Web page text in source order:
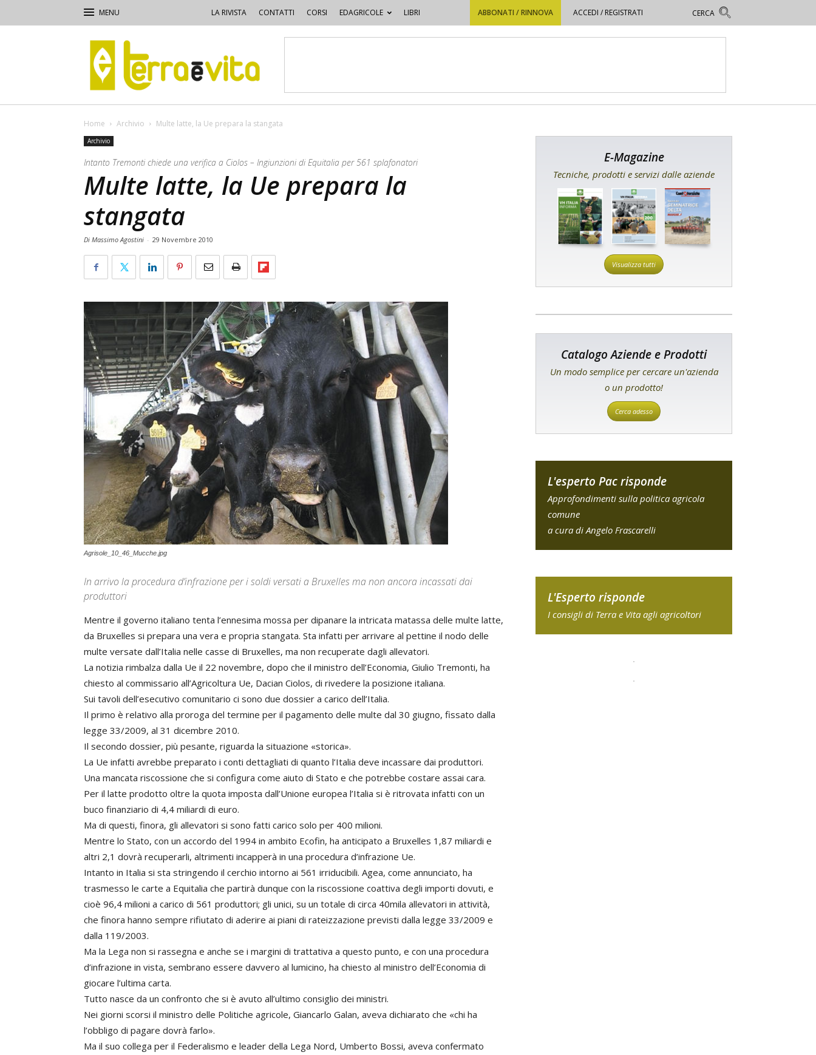
LA RIVISTA CONTATTI CORSI EDAGRICOLE LIBRI ABBONATI / RINNOVA ACCEDI / REGISTRATI
Terra
e
Vita
Home Archivio Multe latte, la Ue prepara la stangata
Archivio
Intanto Tremonti chiede una verifica a Ciolos – Ingiunzioni di Equitalia per 561 splafonatori
Multe latte, la Ue prepara la
stangata
Di Massimo Agostini - 29 Novembre 2010
Agrisole_10_46_Mucche.jpg
In arrivo la procedura d’infrazione per i soldi versati a Bruxelles ma non ancora incassati dai
produttori
Mentre il governo italiano tenta l’ennesima mossa per dipanare la intricata matassa delle multe latte,
da Bruxelles si prepara una vera e propria stangata. Sta infatti per arrivare al pettine il nodo delle
multe versate dall’Italia nelle casse di Bruxelles, ma non recuperate dagli allevatori.
La notizia rimbalza dalla Ue il 22 novembre, dopo che il ministro dell’Economia, Giulio Tremonti, ha
chiesto al commissario all’Agricoltura Ue, Dacian Ciolos, di rivedere la posizione italiana.
Sui tavoli dell’esecutivo comunitario ci sono due dossier a carico dell’Italia.
Il primo è relativo alla proroga del termine per il pagamento delle multe dal 30 giugno, fissato dalla
legge 33/2009, al 31 dicembre 2010.
Il secondo dossier, più pesante, riguarda la situazione «storica».
La Ue infatti avrebbe preparato i conti dettagliati di quanto l’Italia deve incassare dai produttori.
Una mancata riscossione che si configura come aiuto di Stato e che potrebbe costare assai cara.
Per il latte prodotto oltre la quota imposta dall’Unione europea l’Italia si è ritrovata infatti con un
buco finanziario di 4,4 miliardi di euro.
Ma di questi, finora, gli allevatori si sono fatti carico solo per 400 milioni.
Mentre lo Stato, con un accordo del 1994 in ambito Ecofin, ha anticipato a Bruxelles 1,87 miliardi e
altri 2,1 dovrà recuperarli, altrimenti incapperà in una procedura d’infrazione Ue.
Intanto in Italia si sta stringendo il cerchio intorno ai 561 irriducibili. Agea, come annunciato, ha
trasmesso le carte a Equitalia che partirà dunque con la riscossione coattiva degli importi dovuti, e
cioè 96,4 milioni a carico di 561 produttori; gli unici, su un totale di circa 40mila allevatori in attività,
che finora hanno sempre rifiutato di aderire ai piani di rateizzazione previsti dalla legge 33/2009 e
dalla 119/2003.
Ma la Lega non si rassegna e anche se i margini di trattativa a questo punto, e con una procedura
d’infrazione in vista, sembrano essere davvero al lumicino, ha chiesto al ministro dell’Economia di
giocare l’ultima carta.
Tutto nasce da un confronto che si è avuto all’ultimo consiglio dei ministri.
Nei giorni scorsi il ministro delle Politiche agricole, Giancarlo Galan, aveva dichiarato che «chi ha
l’obbligo di pagare dovrà farlo».
Ma il suo collega per il Federalismo e leader della Lega Nord, Umberto Bossi, aveva confermato
E-Magazine
Tecniche, prodotti e servizi dalle aziende
Visualizza tutti
Catalogo Aziende e Prodotti
Un modo semplice per cercare un'azienda
o un prodotto!
Cerca adesso
L'esperto Pac risponde
Approfondimenti sulla politica agricola
comune
a cura di Angelo Frascarelli
L'Esperto risponde
I consigli di Terra e Vita agli agricoltori